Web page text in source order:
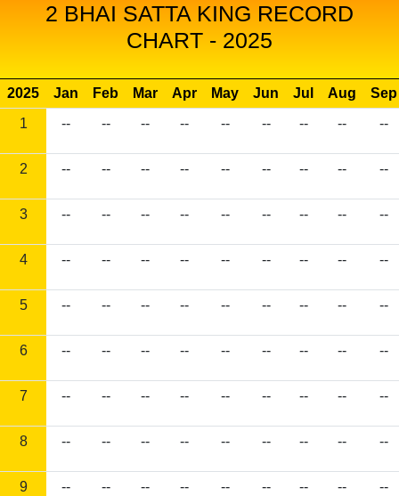
2 BHAI SATTA KING RECORD
CHART - 2025
2025 Jan Feb Mar Apr May Jun Jul Aug
Sep
1
-- -- -- -- -- -- -- -- --
2 -- -- -- -- -- -- -- -- --
3 -- -- -- -- -- -- -- -- --
4 -- -- -- -- -- -- -- -- --
5 -- -- -- -- -- -- -- -- --
6 -- -- -- -- -- -- -- -- --
7 -- -- -- -- -- -- -- -- --
8 -- -- -- -- -- -- -- -- --
9 -- -- -- -- -- -- -- -- --